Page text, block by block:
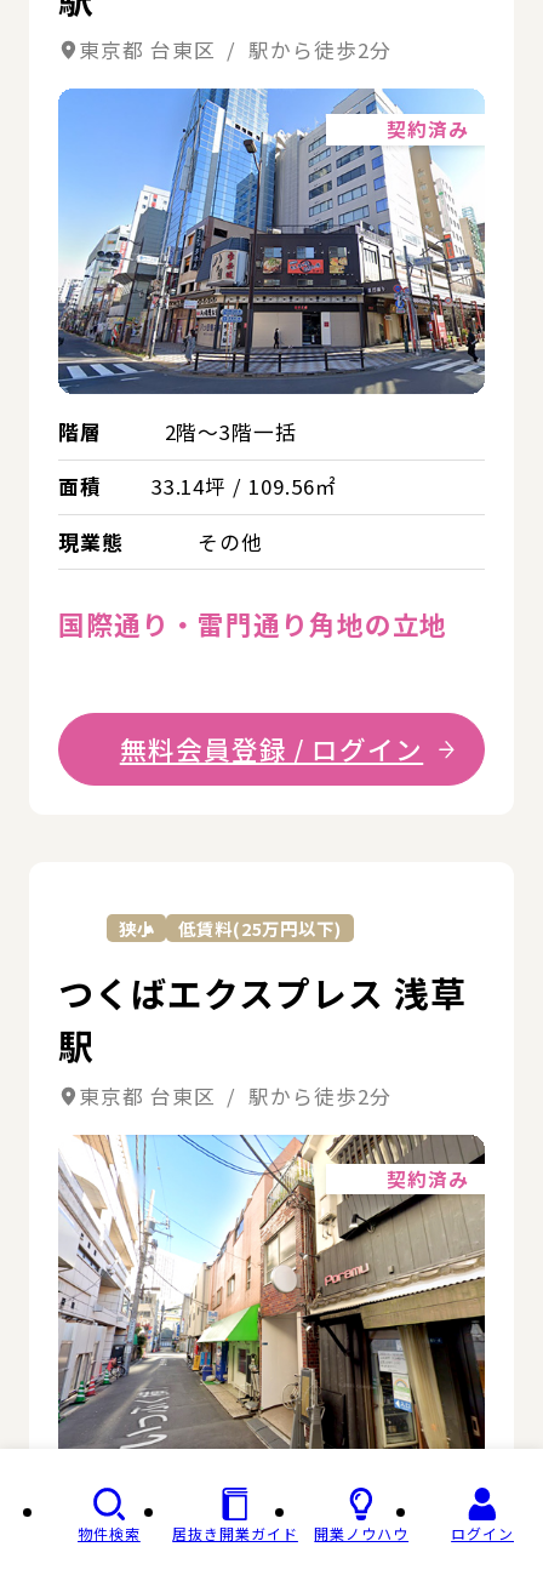
東京都 台東区 / 駅から徒歩2分
契約済み
階層
2階～3階一括
面積
33.14坪 / 109.56㎡
現業態
その他
国際通り・雷門通り角地の立地
無料会員登録 / ログイン
狭小 低賃料(25万円以下)
つくばエクスプレス 浅草
駅
東京都 台東区 / 駅から徒歩2分
契約済み
階層
1階
物件検索 居抜き開業ガイド 開業ノウハウ ログイン